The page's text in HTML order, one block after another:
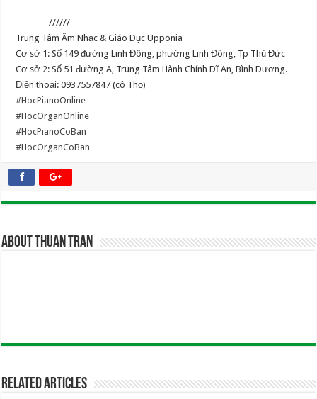
———-//////————-
Trung Tâm Âm Nhạc & Giáo Dục Upponia
Cơ sở 1: Số 149 đường Linh Đông, phường Linh Đông, Tp Thủ Đức
Cơ sở 2: Số 51 đường A, Trung Tâm Hành Chính Dĩ An, Bình Dương.
Điện thoại: 0937557847 (cô Thọ)
#HocPianoOnline
#HocOrganOnline
#HocPianoCoBan
#HocOrganCoBan
About Thuan Tran
Related Articles